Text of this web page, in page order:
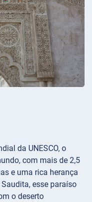
da UNESCO, o
com mais de 2,5
e uma rica herança
esse paraíso
o deserto